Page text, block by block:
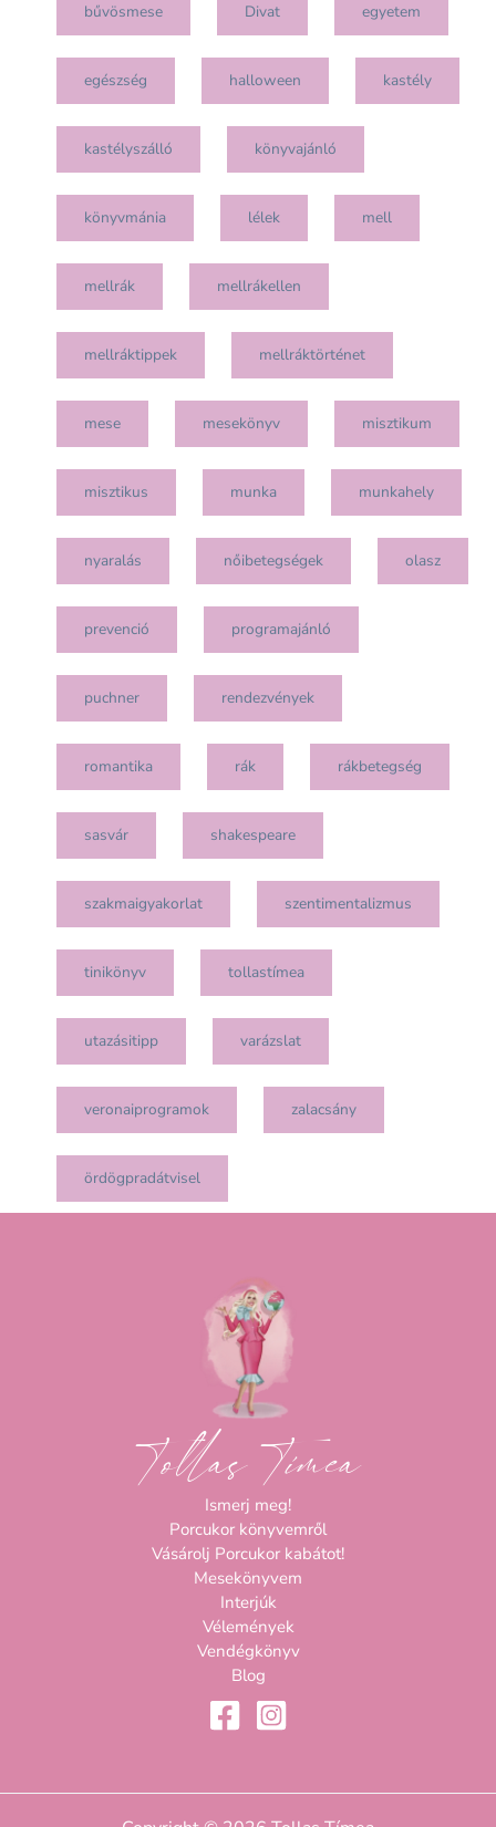
bűvösmese Divat egyetem
egészség halloween kastély
kastélyszálló könyvajánló
könyvmánia lélek mell
mellrák mellrákellen
mellráktippek mellráktörténet
mese mesekönyv misztikum
misztikus munka munkahely
nyaralás nőibetegségek olasz
prevenció programajánló
puchner rendezvények
romantika rák rákbetegség
sasvár shakespeare
szakmaigyakorlat szentimentalizmus
tinikönyv tollastímea
utazásitipp varázslat
veronaiprogramok zalacsány
ördögpradátvisel
Tollas Tímea
Ismerj meg!
Porcukor könyvemről
Vásárolj Porcukor kabátot!
Mesekönyvem
Interjúk
Vélemények
Vendégkönyv
Blog